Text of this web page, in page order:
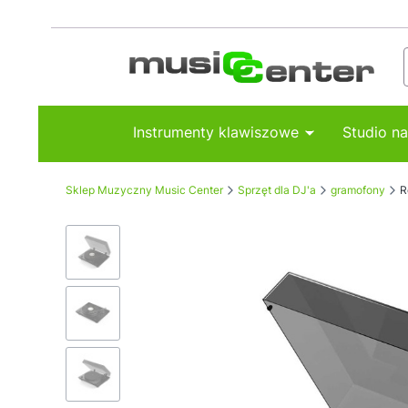
Instrumenty klawiszowe Studio
Sklep Muzyczny Music Center Sprzęt dla DJ'a gramofony